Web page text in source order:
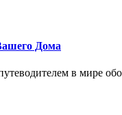
Дома
в мире